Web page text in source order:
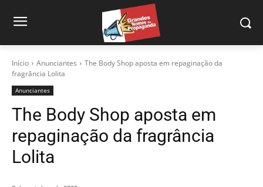
Início Anunciantes
The Body Shop aposta em repaginação da
fragrância Lolita
Anunciantes
The Body Shop aposta em
repaginação da fragrância
Lolita